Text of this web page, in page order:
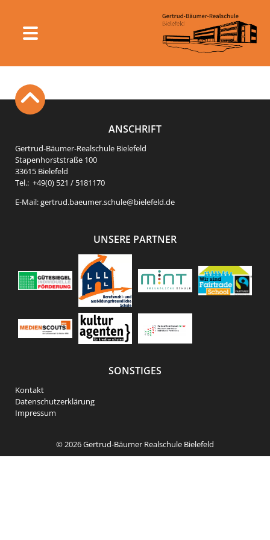
springen
ANSCHRIFT
Gertrud-Bäumer-Realschule Bielefeld
Stapenhorststraße 100
33615 Bielefeld
Tel.: +49(0) 521 / 5181170
E-Mail:gertrud.baeumer.schule@bielefeld.de
UNSERE PARTNER
SONSTIGES
Kontakt
Datenschutzerklärung
Impressum
© 2026Gertrud-Bäumer Realschule Bielefeld